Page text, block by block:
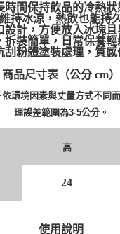
時間保持飲品的冷熱
持冰涼，熱飲也能持
設計，方便放入冰塊且
拆裝簡單，日常保養輕
刮粉體塗裝處理，質感
商品尺寸表（公分 cm）
環境因素與丈量方式不同
理誤差範圍為3-5公分。
高
24
使用說明